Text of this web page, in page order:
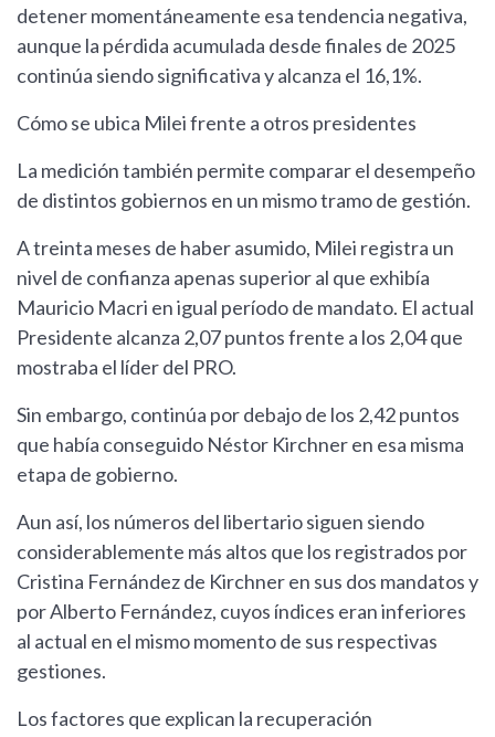
detener momentáneamente esa tendencia negativa,
aunque la pérdida acumulada desde finales de 2025
continúa siendo significativa y alcanza el 16,1%.
Cómo se ubica Milei frente a otros presidentes
La medición también permite comparar el desempeño
de distintos gobiernos en un mismo tramo de gestión.
A treinta meses de haber asumido, Milei registra un
nivel de confianza apenas superior al que exhibía
Mauricio Macri en igual período de mandato. El actual
Presidente alcanza 2,07 puntos frente a los 2,04 que
mostraba el líder del PRO.
Sin embargo, continúa por debajo de los 2,42 puntos
que había conseguido Néstor Kirchner en esa misma
etapa de gobierno.
Aun así, los números del libertario siguen siendo
considerablemente más altos que los registrados por
Cristina Fernández de Kirchner en sus dos mandatos y
por Alberto Fernández, cuyos índices eran inferiores
al actual en el mismo momento de sus respectivas
gestiones.
Los factores que explican la recuperación